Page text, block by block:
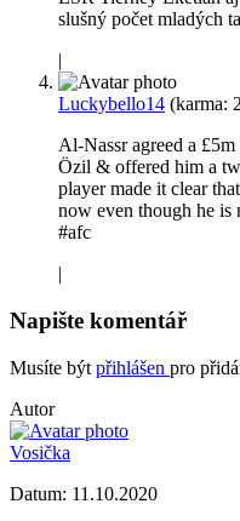
slušný počet mladých
|
Luckybello14 (karma:
Al-Nassr agreed a
Özil & offered him a
player made it clear
now even though he
#afc
|
Napište komentář
Musíte být přihlášen pro
Autor
Vosička
Datum: 11.10.2020